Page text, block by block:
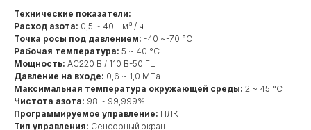
Технические показатели:
Расход азота: 0,5 ~ 40 Нм³ / ч
Точка росы под давлением: -40 ~-70 °C
Рабочая температура: 5 ~ 40 °C
Мощность: AC220 В / 110 В-50 ГЦ
Давление на входе: 0,6 ~ 1,0 МПа
Максимальная температура окружающей среды: 2 ~ 45 °C
Чистота азота: 98 ~ 99,999%
Программируемое управление: ПЛК
Тип управления: Сенсорный экран